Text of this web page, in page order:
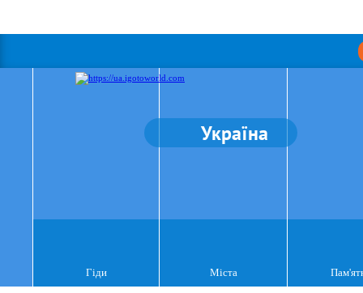
Україна
Гіди Міста